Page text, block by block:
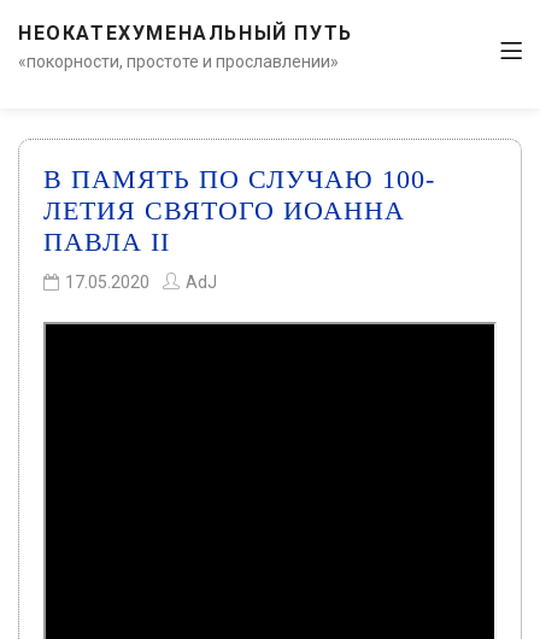
НЕОКАТЕХУМЕНАЛЬНЫЙ ПУТЬ
«покорности, простоте и прославлении»
В ПАМЯТЬ ПО СЛУЧАЮ 100-
ЛЕТИЯ СВЯТОГО ИОАННА
ПАВЛА II
17.05.2020 AdJ